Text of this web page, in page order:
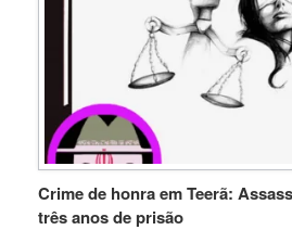
Crime de honra em Teerã:
três anos de prisão